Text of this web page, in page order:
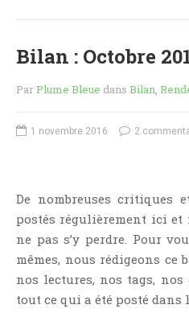
Développement Personnel
Epistolaire
Fantastique
Feel Good
Fraternité
Historique
Bilan : Octobre
ParPlume Bleue dans Bilan,
1 novembre 2016 2
De nombreuses critiques
postés régulièrement ici
ne pas s’y perdre. Pour
mêmes, nous rédigeons
nos lectures, nos tags, nos
tout ce qui a été posté dans